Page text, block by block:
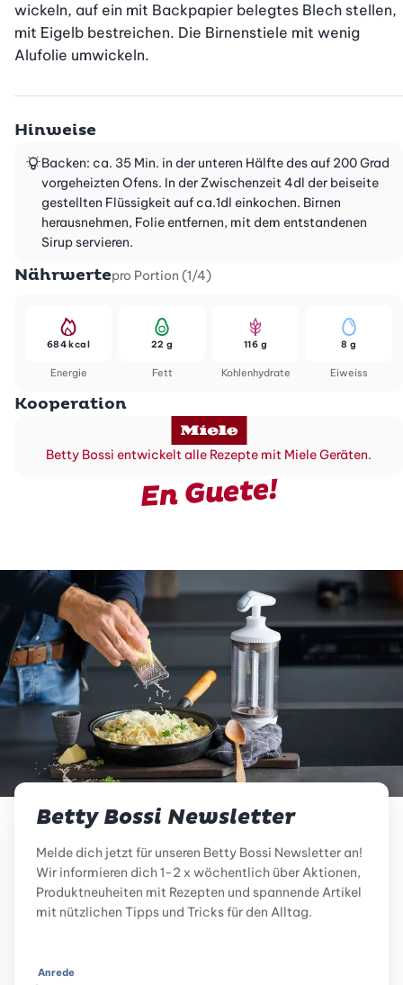
wickeln, auf ein mit Backpapier belegtes Blech stellen,
mit Eigelb bestreichen. Die Birnenstiele mit wenig
Alufolie umwickeln.
Hinweise
Backen: ca. 35 Min. in der unteren Hälfte des auf 200 Grad
vorgeheizten Ofens. In der Zwischenzeit 4dl der beiseite
gestellten Flüssigkeit auf ca.1dl einkochen. Birnen
herausnehmen, Folie entfernen, mit dem entstandenen
Sirup servieren.
Nährwertepro Portion (1/4)
Energie
684 kcal
Fett
22 g
Kohlenhydrate
116 g
Eiweiss
8 g
Kooperation
Betty Bossi entwickelt alle Rezepte mit Miele Geräten.
En Guete!
Betty Bossi Newsletter
Melde dich jetzt für unseren Betty Bossi Newsletter an!
Wir informieren dich 1-2 x wöchentlich über Aktionen,
Produktneuheiten mit Rezepten und spannende Artikel
mit nützlichen Tipps und Tricks für den Alltag.
Anrede